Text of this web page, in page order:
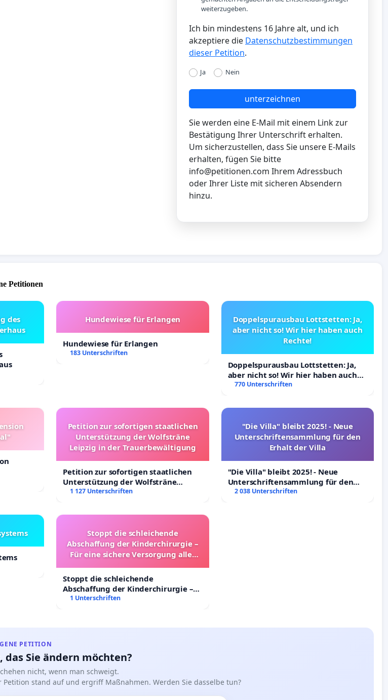
weiterzugeben.
Ich bin mindestens 16 Jahre alt, und ich
akzeptiere die Datenschutzbestimmungen
dieser Petition.
Ja Nein
unterzeichnen
Sie werden eine E-Mail mit einem Link zur
Bestätigung Ihrer Unterschrift erhalten.
Um sicherzustellen, dass Sie unsere E-Mails
erhalten, fügen Sie bitte
info@petitionen.com Ihrem Adressbuch
oder Ihrer Liste mit sicheren Absendern
hinzu.
Petitionen
des
Hundewiese für Erlangen
Hundewiese für Erlangen
183 Unterschriften
Doppelspurausbau Lottstetten: Ja,
aber nicht so! Wir hier haben auch
Rechte!
Doppelspurausbau Lottstetten: Ja,
aber nicht so! Wir hier haben auch
Rechte!
770 Unterschriften
Petition zur sofortigen staatlichen
Unterstützung der Wolfsträne
Leipzig in der Trauerbewältigung
Petition zur sofortigen staatlichen
Unterstützung der Wolfsträne
Leipzig in der Trauerbewältigung
1 127 Unterschriften
"Die Villa" bleibt 2025! - Neue
Unterschriftensammlung für den
Erhalt der Villa
"Die Villa" bleibt 2025! - Neue
Unterschriftensammlung für den
Erhalt der Villa
2 038 Unterschriften
Stoppt die schleichende
Abschaffung der Kinderchirurgie –
Für eine sichere Versorgung aller
Stoppt die schleichende
Abschaffung der Kinderchirurgie –
Für eine sichere Versorgung aller
1 Unterschriften
PETITION
das Sie ändern möchten?
nicht, wenn man schweigt.
Petition stand auf und ergriff Maßnahmen. Werden Sie dasselbe tun?